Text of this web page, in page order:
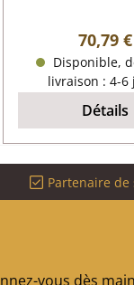
fabrication
Spartherm Arte
grille de
données clés: grille de
foyer, grille
(la/lo/ha) 220
mm x 10 mm
fonte
Prix
70,79 €
Disponible,
livraison : 4-6
Détails
Partenaire
vous dès